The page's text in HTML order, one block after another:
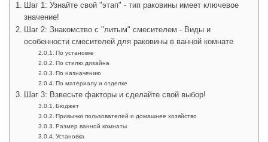
Шаг 1: Узнайте свой "этап" - тип раковины имеет ключевое
значение!
Шаг 2: Знакомство с "литым" смесителем - Виды и
особенности смесителей для раковины в ванной комнате
По установке
По стилю дизайна
По назначению
По материалу и отделке
Шаг 3: Взвесьте факторы и сделайте свой выбор!
Бюджет
Привычки пользователей и домашнее хозяйство
Размер ванной комнаты
Установка